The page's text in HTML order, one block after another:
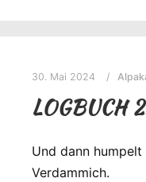
30. Mai 2024
LOGBUCH
Und dann
Verdammich.